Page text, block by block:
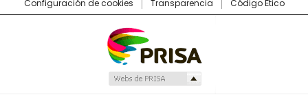
Configuración de cookies
Transparencia Código Ético